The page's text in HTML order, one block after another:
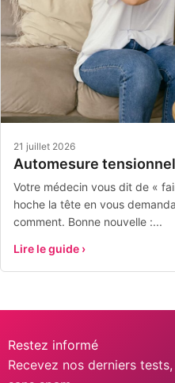
21 juillet 2026
Automesure
Votre médecin vous dit de «
hoche la tête en vous
comment. Bonne nouvelle :...
Lire le guide ›
Restez informé
Recevez nos derniers